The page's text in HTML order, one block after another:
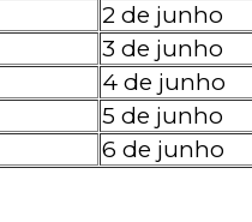
2 de junho
3 de junho
4 de junho
5 de junho
6 de junho